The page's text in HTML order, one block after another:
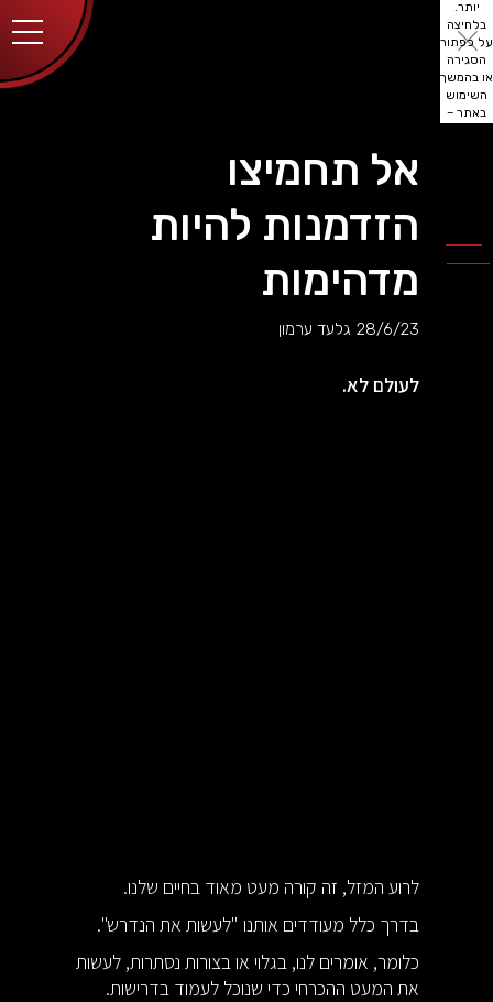
יותר.
בלחיצה
על כפתור
הסגירה
או בהמשך
השימוש
באתר –
אל תחמיצו
הזדמנות להיות
מדהימות
28/6/23 גלעד ערמון
לעולם לא.
לרוע המזל, זה קורה מעט מאוד בחיים שלנו.
בדרך כלל מעודדים אותנו "לעשות את הנדרש".
כלומר, אומרים לנו, בגלוי או בצורות נסתרות, לעשות
את המעט ההכרחי כדי שנוכל לעמוד בדרישות.